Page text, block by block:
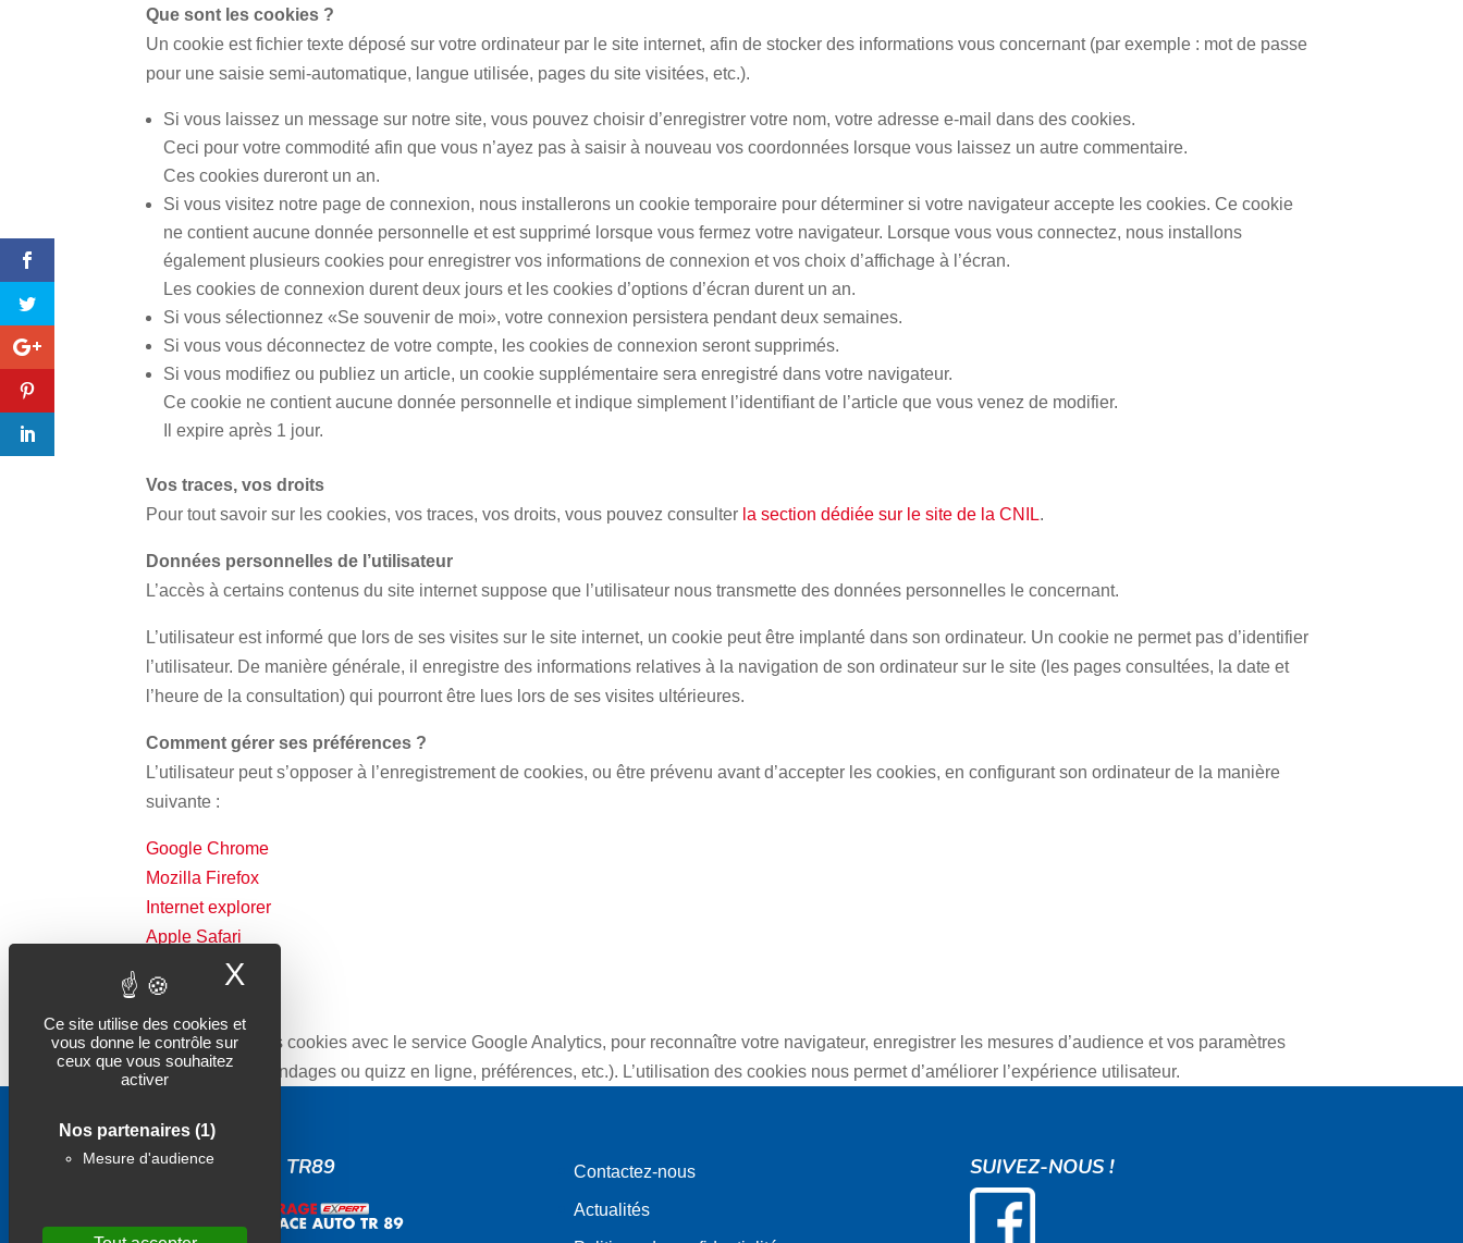
Ce site utilise des cookies et
vous donne le contrôle sur
ceux que vous souhaitez
activer
Nos partenaires (1)
Mesure d'audience
X
Que sont les cookies ?
Un cookie est fichier texte déposé sur votre ordinateur par le site internet, afin de stocker des informations vous concernant (par exemple : mot de passe
pour une saisie semi-automatique, langue utilisée, pages du site visitées, etc.).
Si vous laissez un message sur notre site, vous pouvez choisir d’enregistrer votre nom, votre adresse e-mail dans des cookies.
Ceci pour votre commodité afin que vous n’ayez pas à saisir à nouveau vos coordonnées lorsque vous laissez un autre commentaire.
Ces cookies dureront un an.
Si vous visitez notre page de connexion, nous installerons un cookie temporaire pour déterminer si votre navigateur accepte les cookies. Ce cookie
ne contient aucune donnée personnelle et est supprimé lorsque vous fermez votre navigateur. Lorsque vous vous connectez, nous installons
également plusieurs cookies pour enregistrer vos informations de connexion et vos choix d’affichage à l’écran.
Les cookies de connexion durent deux jours et les cookies d’options d’écran durent un an.
Si vous sélectionnez «Se souvenir de moi», votre connexion persistera pendant deux semaines.
Si vous vous déconnectez de votre compte, les cookies de connexion seront supprimés.
Si vous modifiez ou publiez un article, un cookie supplémentaire sera enregistré dans votre navigateur.
Ce cookie ne contient aucune donnée personnelle et indique simplement l’identifiant de l’article que vous venez de modifier.
Il expire après 1 jour.
Vos traces, vos droits
Pour tout savoir sur les cookies, vos traces, vos droits, vous pouvez consulter la section dédiée sur le site de la CNIL.
Données personnelles de l’utilisateur
L’accès à certains contenus du site internet suppose que l’utilisateur nous transmette des données personnelles le concernant.
L’utilisateur est informé que lors de ses visites sur le site internet, un cookie peut être implanté dans son ordinateur. Un cookie ne permet pas d’identifier
l’utilisateur. De manière générale, il enregistre des informations relatives à la navigation de son ordinateur sur le site (les pages consultées, la date et
l’heure de la consultation) qui pourront être lues lors de ses visites ultérieures.
Comment gérer ses préférences ?
L’utilisateur peut s’opposer à l’enregistrement de cookies, ou être prévenu avant d’accepter les cookies, en configurant son ordinateur de la manière
suivante :
Google Chrome
Mozilla Firefox
Internet explorer
Apple Safari
Nous utilisons les cookies avec le service Google Analytics, pour reconnaître votre navigateur, enregistrer les mesures d’audience et vos paramètres
(réponses aux sondages ou quizz en ligne, préférences, etc.). L’utilisation des cookies nous permet d’améliorer l’expérience utilisateur.
ESPACE AUTO TR89 Contactez-nous
Actualités
SUIVEZ-NOUS !